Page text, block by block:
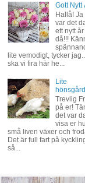
Gott Nytt
Hallå! Ja
var det
ett nytt
då!!!
lite vemodigt, tycker
ska vi fira här he...
Lite
Trevlig
på er!
det var
visa er
små liven växer och
Det är full fart på
så...